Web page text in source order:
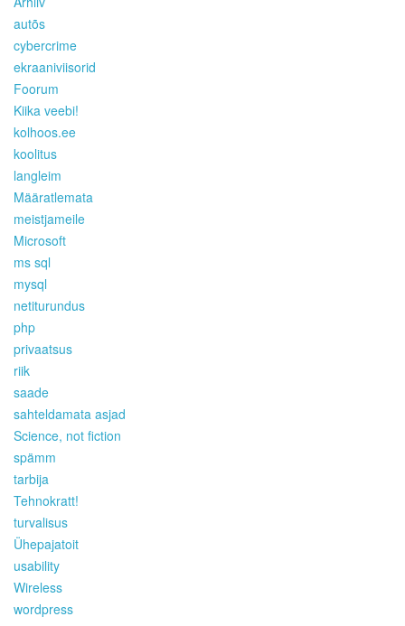
autõs
cybercrime
ekraaniviisorid
Foorum
Kiika veebi!
kolhoos.ee
koolitus
langleim
Määratlemata
meistjameile
Microsoft
ms sql
mysql
netiturundus
php
privaatsus
riik
saade
sahteldamata asjad
Science, not fiction
spämm
tarbija
Tehnokratt!
turvalisus
Ühepajatoit
usability
Wireless
wordpress